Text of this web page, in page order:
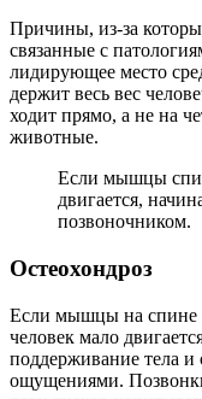
Причины, из-за
связанные с
лидирующее место
держит весь вес
ходит прямо, а не на
животные.
Если мышцы
двигается,
позвоночником.
Остеохондроз
Если мышцы на спине
человек мало
поддерживание тела и
ощущениями.